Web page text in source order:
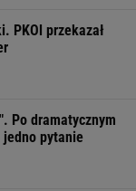
PKOl przekazał
Po dramatycznym
pytanie